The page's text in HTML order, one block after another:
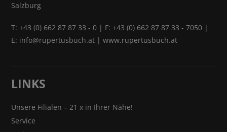
Salzburg
T:+43 (0) 662 87 87 33 - 0 | F: +43 (0) 662 87 87 33 - 7050 |
E: info@rupertusbuch.at |www.rupertusbuch.at
LINKS
Unsere Filialen – 21 x in Ihrer Nähe!
Service